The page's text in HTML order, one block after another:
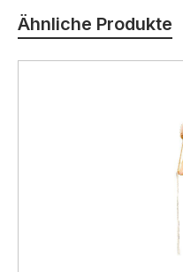
Ähnliche Produkte